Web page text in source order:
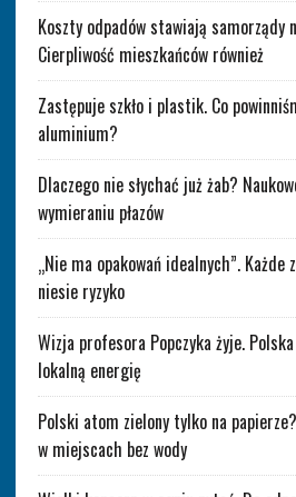
Koszty odpadów stawiają samorządy
Cierpliwość mieszkańców również
Zastępuje szkło i plastik. Co
aluminium?
Dlaczego nie słychać już żab?
wymieraniu płazów
„Nie ma opakowań idealnych”.
niesie ryzyko
Wizja profesora Popczyka żyje.
lokalną energię
Polski atom zielony tylko na
w miejscach bez wody